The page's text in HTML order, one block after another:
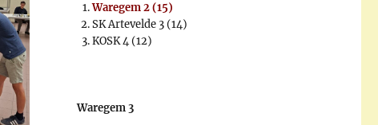
Waregem 2 (15)
SK Artevelde 3 (14)
KOSK 4 (12)
Waregem 3